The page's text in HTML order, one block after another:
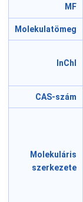
MF
Molekulatömeg
InChI
CAS-szám
Molekuláris
szerkezete